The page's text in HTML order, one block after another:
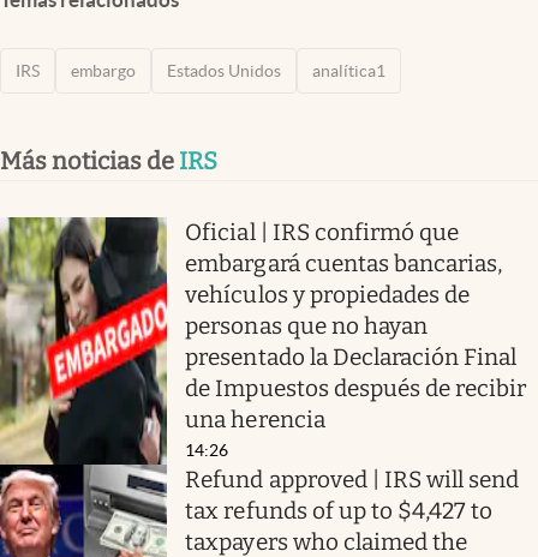
IRS embargo Estados Unidos analítica1
Más noticias de IRS
Oficial | IRS confirmó que
embargará cuentas bancarias,
vehículos y propiedades de
personas que no hayan
presentado la Declaración Final
de Impuestos después de recibir
una herencia
14:26
Refund approved | IRS will send
tax refunds of up to $4,427 to
taxpayers who claimed the